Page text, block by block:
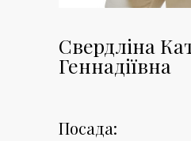
Свердліна
Геннадіївна
Посада: